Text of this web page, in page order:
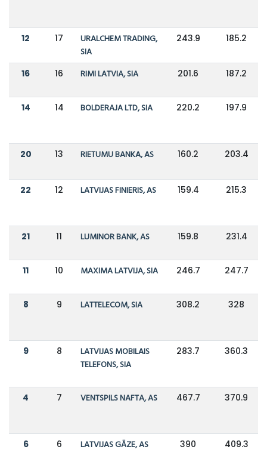
12 17
URALCHEM TRADING,
SIA
243.9 185.2
16 16 RIMI LATVIA, SIA 201.6 187.2
14 14 BOLDERAJA LTD, SIA 220.2 197.9
20 13 RIETUMU BANKA, AS 160.2 203.4
22 12 LATVIJAS FINIERIS, AS 159.4 215.3
21 11 LUMINOR BANK, AS 159.8 231.4
11 10 MAXIMA LATVIJA, SIA 246.7 247.7
8 9 LATTELECOM, SIA 308.2 328
9 8
LATVIJAS MOBILAIS
TELEFONS, SIA
283.7 360.3
4 7 VENTSPILS NAFTA, AS 467.7 370.9
6 6 LATVIJAS GĀZE, AS 390 409.3